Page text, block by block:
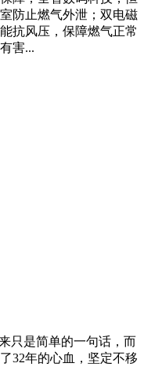
防止燃气外泄；双电磁
抗风压，保障燃气正常
害...
只是简单的一句话，而
32年的心血，坚定不移